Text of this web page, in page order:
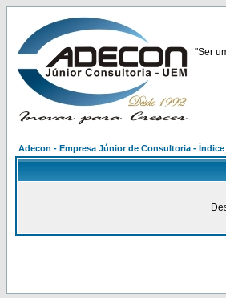
"Ser
Adecon - Empresa Júnior de Consultoria - Índice